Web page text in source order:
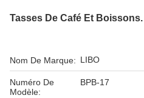
Tasses De Café Et Boissons.
Nom De Marque: LIBO
Numéro De
Modèle:
BPB-17